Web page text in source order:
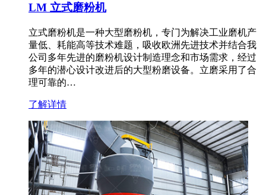
LM 立式磨粉机
立式磨粉机是一种大型磨粉机，专门为解决工业磨机产
量低、耗能高等技术难题，吸收欧洲先进技术并结合我
公司多年先进的磨粉机设计制造理念和市场需求，经过
多年的潜心设计改进后的大型粉磨设备。立磨采用了合
理可靠的…
了解详情